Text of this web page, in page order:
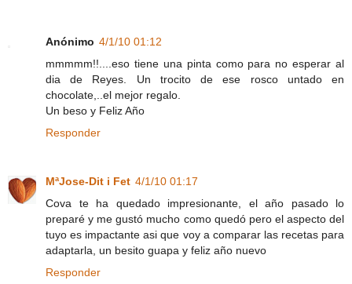
Anónimo 4/1/10 01:12
mmmmm!!....eso tiene una pinta como para no esperar al
dia de Reyes. Un trocito de ese rosco untado en
chocolate,..el mejor regalo.
Un beso y Feliz Año
Responder
MªJose-Dit i Fet 4/1/10 01:17
Cova te ha quedado impresionante, el año pasado lo
preparé y me gustó mucho como quedó pero el aspecto del
tuyo es impactante asi que voy a comparar las recetas para
adaptarla, un besito guapa y feliz año nuevo
Responder